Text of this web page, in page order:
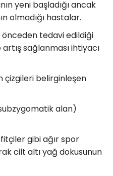
yeni başladığı ancak
olmadığı hastalar.
önceden tedavi edildiği
sağlanması ihtiyacı
çizgileri belirginleşen
alan)
gibi ağır spor
cilt altı yağ dokusunun